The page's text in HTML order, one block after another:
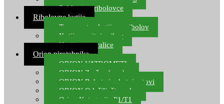
Pokloni za ribolovce
Ribolovne kutije
Transportne kutije za ribolov
Kutije za sitni pribor
Kutije za varalice
Orion pirotehnika
ORION VATROMETI
ORION Zračne bombe
ORION Rakete i raketni setovi
ORION Odašiljači zvuka
Orion Kategorija P1/T1